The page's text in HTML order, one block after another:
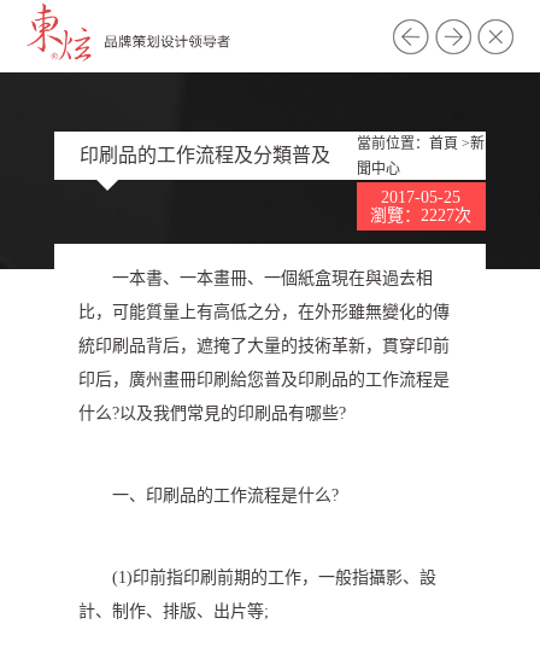
印刷品的工作流程及分類普及
當前位置： 首頁 >新
聞中心
2017-05-25
瀏覽：2227次
一本書、一本畫冊、一個紙盒現在與過去相
比，可能質量上有高低之分，在外形雖無變化的傳
統印刷品背后，遮掩了大量的技術革新，貫穿印前
印后，廣州畫冊印刷給您普及印刷品的工作流程是
什么?以及我們常見的印刷品有哪些?
一、印刷品的工作流程是什么?
(1)印前指印刷前期的工作，一般指攝影、設
計、制作、排版、出片等;